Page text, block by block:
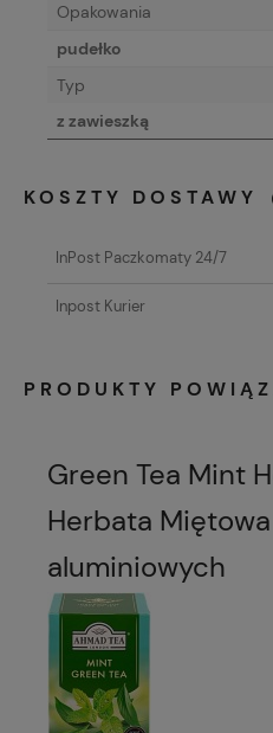
Opakowania
pudełko
Typ
z zawieszką
KOSZTY DOSTAWY
KOSZTÓW
InPost Paczkomaty 24/7
Inpost Kurier
PRODUKTY
Green Tea Mint
Herbata
aluminiowych